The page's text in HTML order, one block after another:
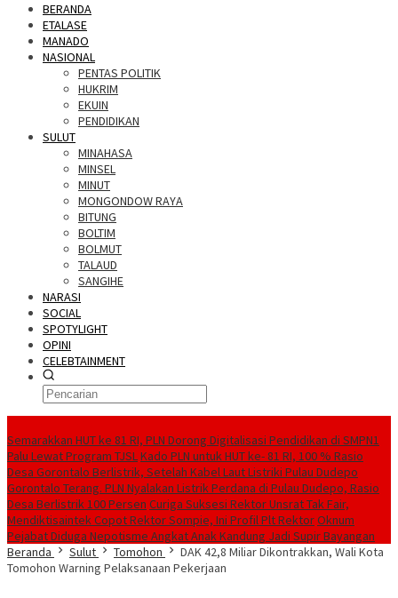
BERANDA
ETALASE
MANADO
NASIONAL
PENTAS POLITIK
HUKRIM
EKUIN
PENDIDIKAN
SULUT
MINAHASA
MINSEL
MINUT
MONGONDOW RAYA
BITUNG
BOLTIM
BOLMUT
TALAUD
SANGIHE
NARASI
SOCIAL
SPOTYLIGHT
OPINI
CELEBTAINMENT
Semarakkan HUT ke 81 RI, PLN Dorong Digitalisasi Pendidikan di SMPN1
Palu Lewat Program TJSLKado PLN untuk HUT ke- 81 RI, 100 % Rasio
Desa Gorontalo Berlistrik, Setelah Kabel Laut Listriki Pulau Dudepo
Gorontalo Terang. PLN Nyalakan Listrik Perdana di Pulau Dudepo, Rasio
Desa Berlistrik 100 Persen Curiga Suksesi Rektor Unsrat Tak Fair,
Mendiktisaintek Copot Rektor Sompie, Ini Profil Plt RektorOknum
Pejabat Diduga Nepotisme Angkat Anak Kandung Jadi Supir Bayangan
Beranda
Sulut Tomohon
DAK 42,8 Miliar Dikontrakkan, Wali Kota
Tomohon Warning Pelaksanaan Pekerjaan